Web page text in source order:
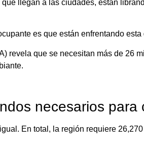
llegan a las ciudades, están
es que están enfrentando
revela que se necesitan más de 26
necesarios para
En total, la región requiere